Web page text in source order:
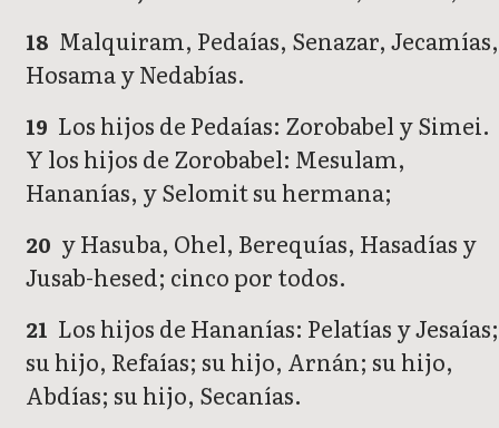
18 Malquiram, Pedaías, Senazar, Jecamías,
Hosama y Nedabías.
19 Los hijos de Pedaías: Zorobabel y Simei.
Y los hijos de Zorobabel: Mesulam,
Hananías, y Selomit su hermana;
20 y Hasuba, Ohel, Berequías, Hasadías y
Jusab-hesed; cinco por todos.
21 Los hijos de Hananías: Pelatías y Jesaías;
su hijo, Refaías; su hijo, Arnán; su hijo,
Abdías; su hijo, Secanías.